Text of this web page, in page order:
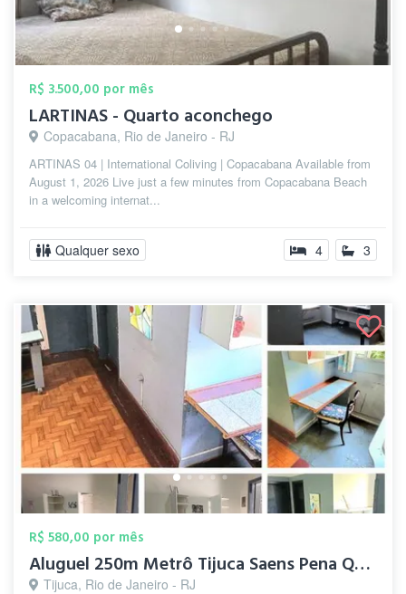
R$ 3.500,00 por mês
LARTINAS - Quarto aconchego
Copacabana, Rio de Janeiro - RJ
ARTINAS 04 | International Coliving | Copacabana Available from
August 1, 2026 Live just a few minutes from Copacabana Beach
in a welcoming internat...
Qualquer sexo 4 3
R$ 580,00 por mês
Aluguel 250m Metrô Tijuca Saens Pena Qua...
Tijuca, Rio de Janeiro - RJ